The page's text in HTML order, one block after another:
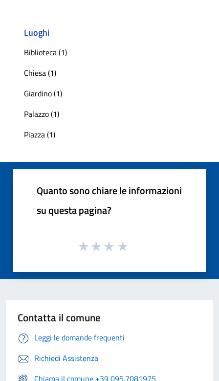
Luoghi
Biblioteca (1)
Chiesa (1)
Giardino (1)
Palazzo (1)
Piazza (1)
Quanto sono chiare le informazioni
su questa pagina?
Contatta il comune
Leggi le domande frequenti
Richiedi Assistenza